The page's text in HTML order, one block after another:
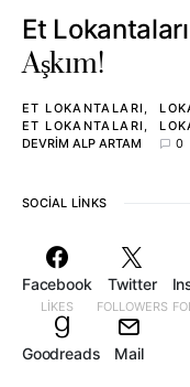
Et Lokantaları
Aşkım!
ET LOKANTALARI
ET LOKANTALARI
DEVRIM ALP ARTAM
0
SOCIAL LINKS
Facebook
LIKES
Twitter
FOLLOWERS
Goodreads Mail